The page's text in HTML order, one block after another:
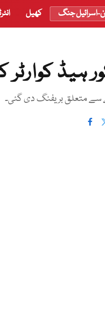
اسرائیل جنگ کھیل
ہیڈ کوارٹر
سے متعلق بریفنگ دی گئی۔